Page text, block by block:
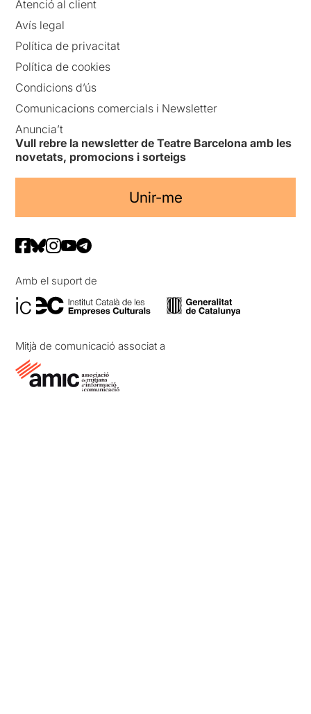
Atenció al client
Avís legal
Política de privacitat
Política de cookies
Condicions d’ús
Comunicacions comercials i Newsletter
Anuncia’t
Vull rebre la newsletter de Teatre Barcelona amb les
novetats, promocions i sorteigs
Unir-me
Amb el suport de
Mitjà de comunicació associat a